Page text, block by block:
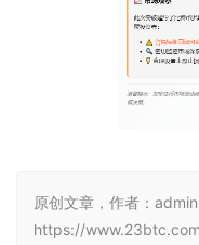
原创文章，作者：
https://